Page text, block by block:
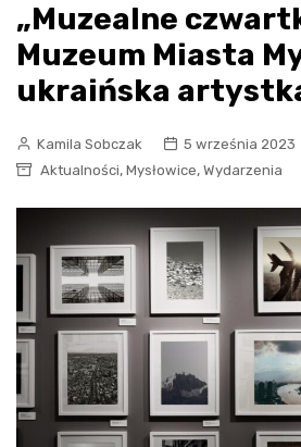
„Muzealne
Muzeum Miasta
ukraińska
Kamila Sobczak
5 września 2023
Aktualności, Mysłowice, Wydarzenia